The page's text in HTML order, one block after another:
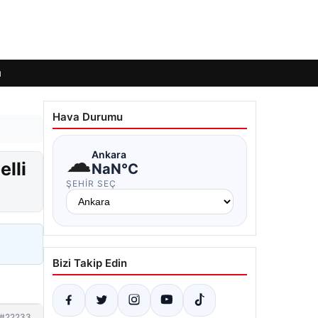
Hava Durumu
☁Ankara
NaN°C
ŞEHIR SEÇ
Bizi Takip Edin